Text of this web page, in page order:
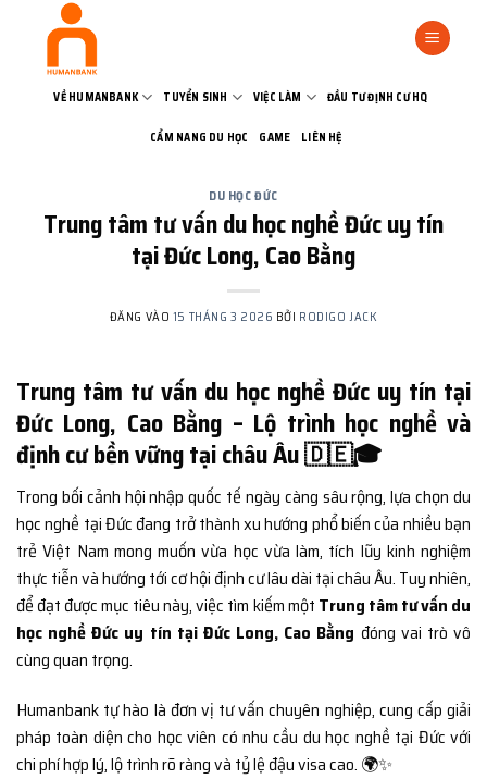
VỀ HUMANBANK TUYỂN SINH VIỆC LÀM ĐẦU TƯ ĐỊNH CƯ HQ
CẨM NANG DU HỌC GAME LIÊN HỆ
DU HỌC ĐỨC
Trung tâm tư vấn du học nghề Đức uy tín
tại Đức Long, Cao Bằng
ĐĂNG VÀO 15 THÁNG 3 2026 BỞI RODIGO JACK
Trung tâm tư vấn du học nghề Đức uy tín tại
Đức Long, Cao Bằng – Lộ trình học nghề và
định cư bền vững tại châu Âu 🇩🇪🎓
Trong bối cảnh hội nhập quốc tế ngày càng sâu rộng, lựa chọn du
học nghề tại Đức đang trở thành xu hướng phổ biến của nhiều bạn
trẻ Việt Nam mong muốn vừa học vừa làm, tích lũy kinh nghiệm
thực tiễn và hướng tới cơ hội định cư lâu dài tại châu Âu. Tuy nhiên,
để đạt được mục tiêu này, việc tìm kiếm một Trung tâm tư vấn du
học nghề Đức uy tín tại Đức Long, Cao Bằng đóng vai trò vô
cùng quan trọng.
Humanbank tự hào là đơn vị tư vấn chuyên nghiệp, cung cấp giải
pháp toàn diện cho học viên có nhu cầu du học nghề tại Đức với
chi phí hợp lý, lộ trình rõ ràng và tỷ lệ đậu visa cao. 🌍✨